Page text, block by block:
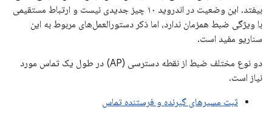
بیفتد. این وضعیت در اندروید ۱۰ چیز جدیدی نیست و ارتباط مستقیمی
با ویژگی ضبط همزمان ندارد، اما ذکر دستورالعمل‌های مربوط به این
سناریو مفید است.
دو نوع مختلف ضبط از نقطه دسترسی (AP) در طول یک تماس مورد
نیاز است.
ثبت مسیرهای گیرنده و فرستنده تماس